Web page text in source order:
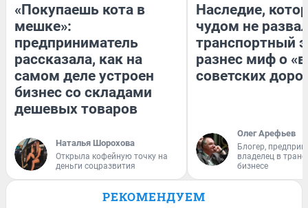
«Покупаешь кота в
мешке»:
предприниматель
рассказала, как на
самом деле устроен
бизнес со складами
дешевых товаров
Наталья Шорохова
Открыла кофейную точку на
деньги соцразвития
Наследие,
чудом не
транспортный
разнес миф о
советских
Олег Арефьев
Блогер,
владелец в
бизнесе
РЕКОМЕНДУЕМ